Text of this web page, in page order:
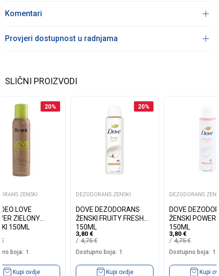
Komentari
Provjeri dostupnost u radnjama
SLIČNI PROIZVODI
20%
ZENSKI
LOVE
ZIELONY
150ML
€
boja: 1
Kupi ovdje
20%
DEZODORANS ZENSKI
DOVE DEZODORANS
ŽENSKI FRUITY FRESH
150ML
3,80 €
4,75€
Dostupno boja: 1
Kupi ovdje
DEZODORANS
DOVE
ŽENSKI POWER
150ML
3,80 €
4,75€
Dostupno boja: 1
Kupi